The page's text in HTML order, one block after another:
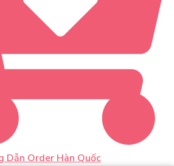
Dẫn Order Hàn Quốc